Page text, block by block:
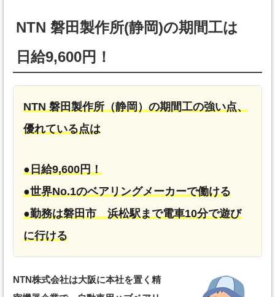
NTN 磐田製作所(静岡)の期間工は
日給9,600円！
NTN 磐田製作所（静岡）の期間工の強い点、
優れている点は
●日給9,600円！
●世界No.1のベアリングメーカーで働ける
●勤務は磐田市 浜松駅まで電車10分で遊び
に行ける
NTN株式会社は大阪に本社を置く精